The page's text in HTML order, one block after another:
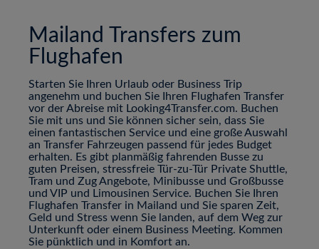
Mailand Transfers zum
Flughafen
Starten Sie Ihren Urlaub oder Business Trip
angenehm und buchen Sie Ihren Flughafen Transfer
vor der Abreise mit Looking4Transfer.com. Buchen
Sie mit uns und Sie können sicher sein, dass Sie
einen fantastischen Service und eine große Auswahl
an Transfer Fahrzeugen passend für jedes Budget
erhalten. Es gibt planmäßig fahrenden Busse zu
guten Preisen, stressfreie Tür-zu-Tür Private Shuttle,
Tram und Zug Angebote, Minibusse und Großbusse
und VIP und Limousinen Service. Buchen Sie Ihren
Flughafen Transfer in Mailand und Sie sparen Zeit,
Geld und Stress wenn Sie landen, auf dem Weg zur
Unterkunft oder einem Business Meeting. Kommen
Sie pünktlich und in Komfort an.